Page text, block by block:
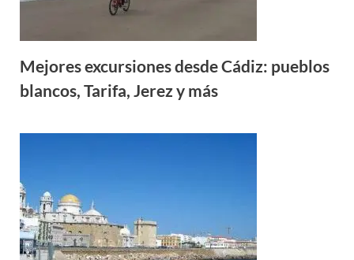
Mejores excursiones desde Cádiz: pueblos
blancos, Tarifa, Jerez y más